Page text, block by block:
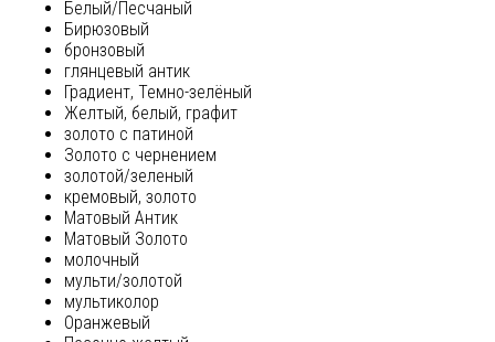
Белый/Песчаный
Бирюзовый
бронзовый
глянцевый антик
Градиент, Темно-зелёный
Желтый, белый, графит
золото с патиной
Золото с чернением
золотой/зеленый
кремовый, золото
Матовый Антик
Матовый Золото
молочный
мульти/золотой
мультиколор
Оранжевый